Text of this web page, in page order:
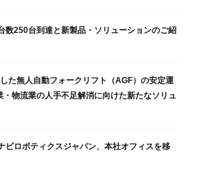
数250台到達と新製品・ソリューションのご紹
た無人自動フォークリフト（AGF）の安定運
物流業の人手不足解消に向けた新たなソリュ
ビロボティクスジャパン、本社オフィスを移